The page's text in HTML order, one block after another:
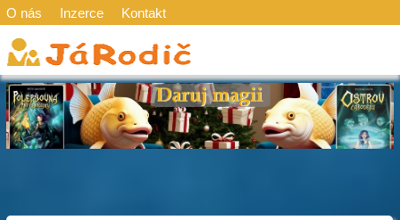
O nás Inzerce Kontakt